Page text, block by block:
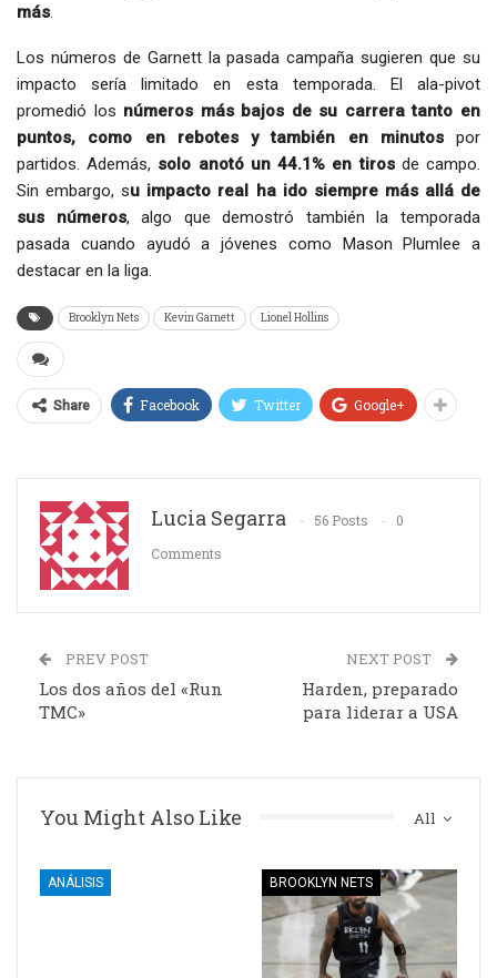
más.
Los números de Garnett la pasada campaña sugieren que su
impacto sería limitado en esta temporada. El ala-pivot
promedió los números más bajos de su carrera tanto en
puntos, como en rebotes y también en minutospor
partidos. Además, solo anotó un 44.1% en tirosde campo.
Sin embargo, su impacto real ha ido siempre más allá de
sus números, algo que demostró también la temporada
pasada cuando ayudó a jóvenes como Mason Plumlee a
destacar en la liga.
Brooklyn Nets Kevin Garnett Lionel Hollins
Share Facebook Twitter Google+
Lucia Segarra 56 Posts
0
Comments
PREV POST
Los dos años del «Run
TMC»
NEXT POST
Harden, preparado
para liderar a USA
All
You Might Also Like
ANÁLISIS BROOKLYN NETS